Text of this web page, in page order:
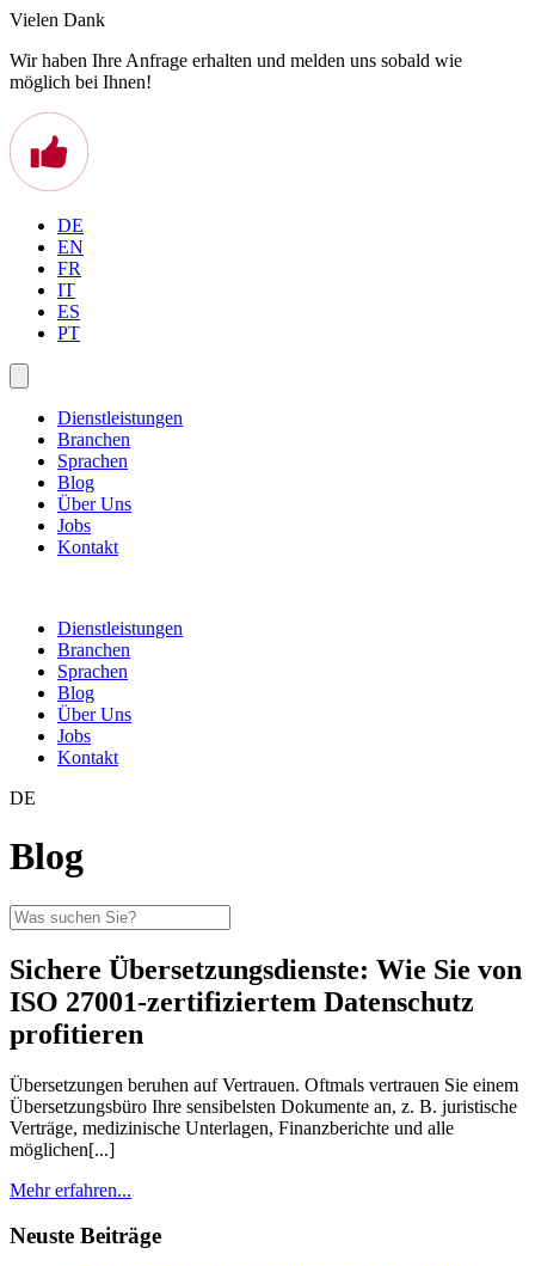
Vielen Dank
Wir haben Ihre Anfrage erhalten und melden uns sobald wie
möglich bei Ihnen!
DE
EN
FR
IT
ES
PT
Dienstleistungen
Branchen
Sprachen
Blog
Über Uns
Jobs
Kontakt
Dienstleistungen
Branchen
Sprachen
Blog
Über Uns
Jobs
Kontakt
DE
Blog
Sichere Übersetzungsdienste: Wie Sie von
ISO 27001-zertifiziertem Datenschutz
profitieren
Übersetzungen beruhen auf Vertrauen. Oftmals vertrauen Sie einem
Übersetzungsbüro Ihre sensibelsten Dokumente an, z. B. juristische
Verträge, medizinische Unterlagen, Finanzberichte und alle
möglichen[...]
Mehr erfahren...
Neuste Beiträge